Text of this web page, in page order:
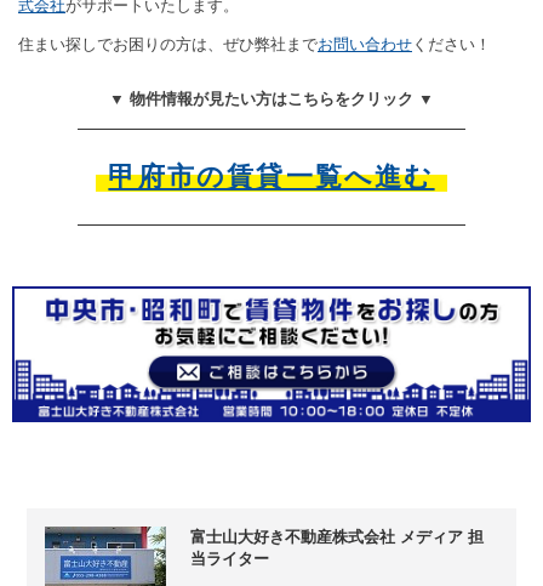
式会社がサポートいたします。
住まい探しでお困りの方は、ぜひ弊社までお問い合わせ ください！
▼ 物件情報が見たい方はこちらをクリック ▼
甲府市の賃貸一覧へ進む
富士山大好き不動産株式会社 メディア 担
当ライター